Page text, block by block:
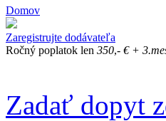
Domov
Zaregistrujte dodávateľa
Ročný poplatok len 350,- € +
Zadať dopyt